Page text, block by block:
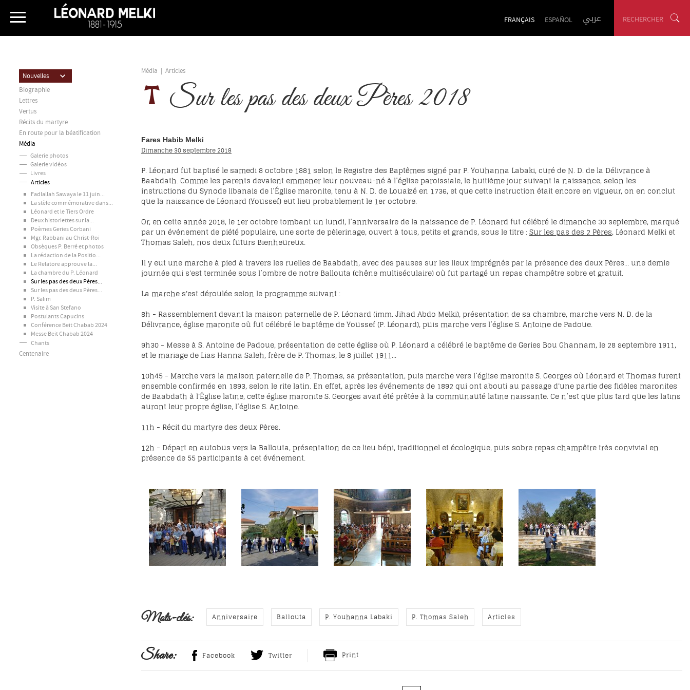
RECHERCHER
FRANÇAIS ESPAÑOL عربي
Nouvelles
Biographie
Lettres
Vertus
Récits du martyre
En route pour la béatification
Média
Galerie photos
Galerie vidéos
Livres
Articles
Fadlallah Sawaya le 11 juin...
La stèle commémorative dans...
Léonard et le Tiers Ordre
Deux historiettes sur la...
Poèmes Geries Corbani
Mgr. Rabbani au Christ-Roi
Obsèques P. Berré et photos
La rédaction de la Positio...
Le Relatore approuve la...
La chambre du P. Léonard
Sur les pas des deux Pères...
Sur les pas des deux Pères...
P. Salim
Visite à San Stefano
Postulants Capucins
Conférence Beit Chabab 2024
Messe Beit Chabab 2024
Chants
Centenaire
Média Articles
Sur les pas des deux Pères 2018
Fares Habib Melki
Dimanche 30 septembre 2018
P. Léonard fut baptisé le samedi 8 octobre 1881 selon le Registre des Baptêmes signé par P. Youhanna Labaki, curé de N. D. de la Délivrance à
Baabdath. Comme les parents devaient emmener leur nouveau-né à l’église paroissiale, le huitième jour suivant la naissance, selon les
instructions du Synode libanais de l’Église maronite, tenu à N. D. de Louaizé en 1736, et que cette instruction était encore en vigueur, on en conclut
que la naissance de Léonard (Youssef) eut lieu probablement le 1er octobre.
Or, en cette année 2018, le 1er octobre tombant un lundi, l’anniversaire de la naissance de P. Léonard fut célébré le dimanche 30 septembre, marqué
par un événement de piété populaire, une sorte de pèlerinage, ouvert à tous, petits et grands, sous le titre :Sur les pas des 2 Pères, Léonard Melki et
Thomas Saleh, nos deux futurs Bienheureux.
Il y eut une marche à pied à travers les ruelles de Baabdath, avec des pauses sur les lieux imprégnés par la présence des deux Pères… une demie
journée qui s'est terminée sous l’ombre de notre Ballouta (chêne multiséculaire) où fut partagé un repas champêtre sobre et gratuit.
La marche s'est déroulée selon le programme suivant :
8h - Rassemblement devant la maison paternelle de P. Léonard (imm. Jihad Abdo Melki), présentation de sa chambre, marche vers N. D. de la
Délivrance, église maronite où fut célébré le baptême de Youssef (P. Léonard), puis marche vers l’église S. Antoine de Padoue.
9h30 - Messe à S. Antoine de Padoue, présentation de cette église où P. Léonard a célébré le baptême de Geries Bou Ghannam, le 28 septembre 1911,
et le mariage de Lias Hanna Saleh, frère de P. Thomas, le 8 juillet 1911...
10h45 - Marche vers la maison paternelle de P. Thomas, sa présentation, puis marche vers l’église maronite S. Georges où Léonard et Thomas furent
ensemble confirmés en 1893, selon le rite latin. En effet, après les événements de 1892 qui ont abouti au passage d'une partie des fidèles maronites
de Baabdath à l'Église latine, cette église maronite S. Georges avait été prêtée à la communauté latine naissante. Ce n’est que plus tard que les latins
auront leur propre église, l’église S. Antoine.
11h - Récit du martyre des deux Pères.
12h - Départ en autobus vers la Ballouta, présentation de ce lieu béni, traditionnel et écologique, puis sobre repas champêtre très convivial en
présence de 55 participants à cet événement.
Mots-clés: Anniversaire Ballouta P. Youhanna Labaki P. Thomas Saleh Articles
Share: Facebook Twitter Print